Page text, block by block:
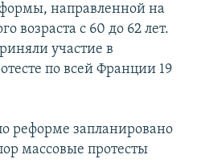
направленной на
возраста с 60 до 62 лет.
участие в
по всей Франции 19
реформе запланировано
массовые протесты